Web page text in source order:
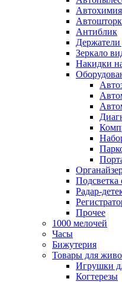
Антиблик
Зеркало
Накидки
Подсветка
Радар-
Прочее
1000 мелочей
Часы
Бижутерия
Товары для
Игрушки
Когтерезы